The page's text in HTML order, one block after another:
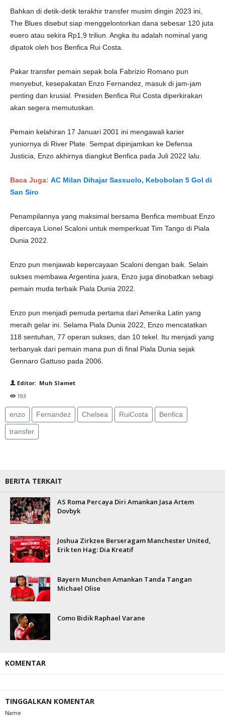
Bahkan di detik-detik terakhir transfer musim dingin 2023 ini,
The Blues disebut siap menggelontorkan dana sebesar 120 juta
euero atau sekira Rp1,9 triliun. Angka itu adalah nominal yang
dipatok oleh bos Benfica Rui Costa.
Pakar transfer pemain sepak bola Fabrizio Romano pun
menyebut, kesepakatan Enzo Fernandez, masuk di jam-jam
penting dan krusial. Presiden Benfica Rui Costa diperkirakan
akan segera memutuskan.
Pemain kelahiran 17 Januari 2001 ini mengawali karier
yuniornya di River Plate. Sempat dipinjamkan ke Defensa
Justicia, Enzo akhirnya diangkut Benfica pada Juli 2022 lalu.
Baca Juga: AC Milan Dihajar Sassuolo, Kebobolan 5 Gol di
San Siro
Penampilannya yang maksimal bersama Benfica membuat Enzo
dipercaya Lionel Scaloni untuk memperkuat Tim Tango di Piala
Dunia 2022.
Enzo pun menjawab kepercayaan Scaloni dengan baik. Selain
sukses membawa Argentina juara, Enzo juga dinobatkan sebagi
pemain muda terbaik Piala Dunia 2022.
Enzo pun menjadi pemuda pertama dari Amerika Latin yang
meraih gelar ini. Selama Piala Dunia 2022, Enzo mencatatkan
118 sentuhan, 77 operan sukses, dan 10 tekel. Itu menjadi yang
terbanyak dari pemain mana pun di final Piala Dunia sejak
Gennaro Gattuso pada 2006.
Editor: Muh Slamet
193
enzo Fernandez Chelsea RuiCosta Benfica
transfer
BERITA TERKAIT
AS Roma Percaya Diri Amankan Jasa Artem
Dovbyk
Joshua Zirkzee Berseragam Manchester United,
Erik ten Hag: Dia Kreatif
Bayern Munchen Amankan Tanda Tangan
Michael Olise
Como Bidik Raphael Varane
KOMENTAR
TINGGALKAN KOMENTAR
Name